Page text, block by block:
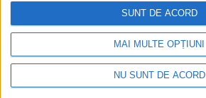
MAI MULTE OPȚIUNI
NU SUNT DE ACORD
SUNT DE ACORD